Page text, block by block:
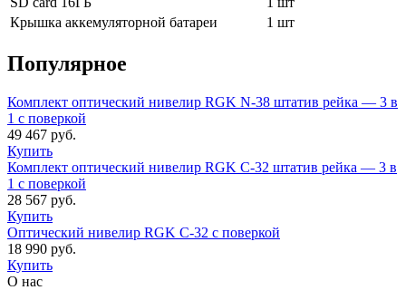
Крышка аккeмуляторной батареи
1 шт
Популярное
Комплект оптический нивелир RGK N-38 штатив рейка — 3 в
1 с поверкой
49 467 руб.
Купить
Комплект оптический нивелир RGK C-32 штатив рейка — 3 в
1 с поверкой
28 567 руб.
Купить
Оптический нивелир RGK C-32 с поверкой
18 990 руб.
Купить
О нас